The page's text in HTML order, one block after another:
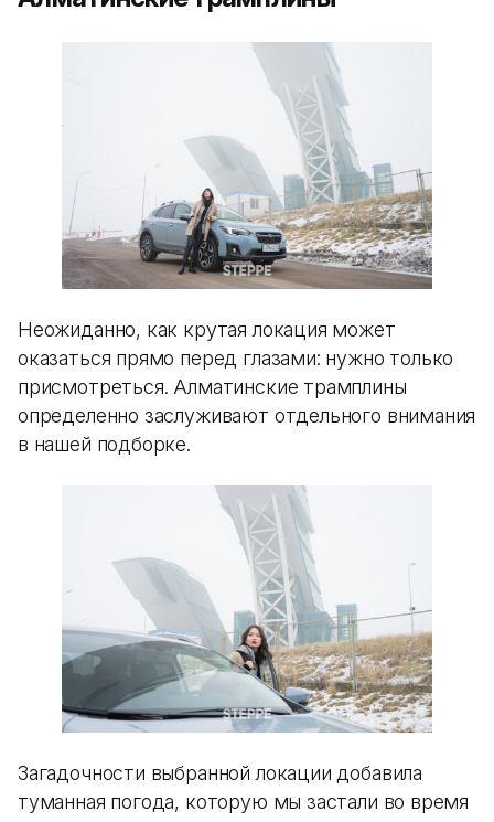
Неожиданно, как крутая локация может
оказаться прямо перед глазами: нужно только
присмотреться. Алматинские трамплины
определенно заслуживают отдельного внимания
в нашей подборке.
Загадочности выбранной локации добавила
туманная погода, которую мы застали во время